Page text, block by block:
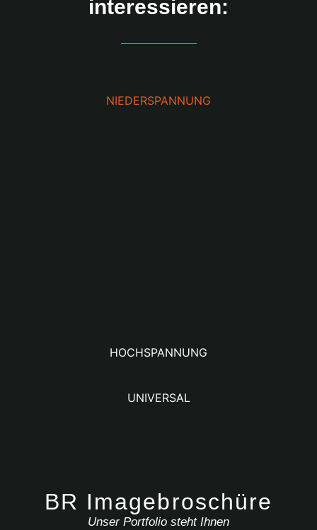
interessieren:
NIEDERSPANNUNG
HOCHSPANNUNG
UNIVERSAL
BR Imagebroschüre
Unser Portfolio steht Ihnen